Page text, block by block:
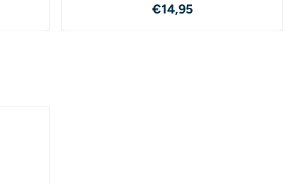
Prijs: 14,95
€14,95